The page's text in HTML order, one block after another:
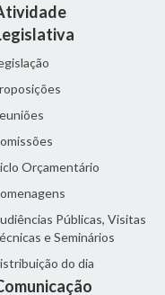
Orçamentário
Públicas, Visitas
e Seminários
do dia